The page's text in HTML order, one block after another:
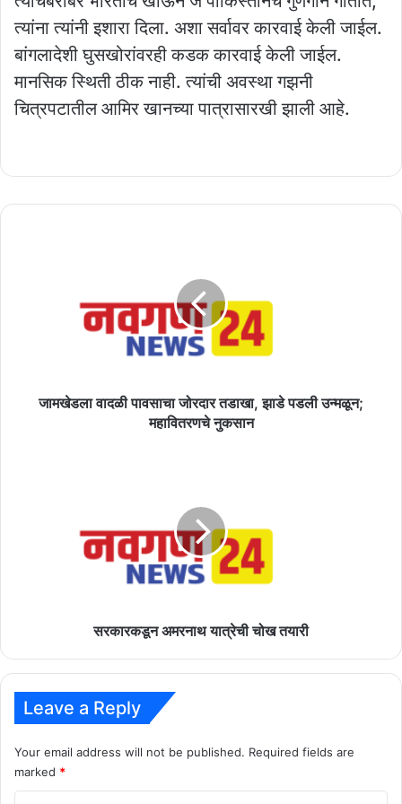
त्यांना त्यांनी इशारा दिला. अशा सर्वावर कारवाई केली जाईल.
बांगलादेशी घुसखोरांवरही कडक कारवाई केली जाईल.
मानसिक स्थिती ठीक नाही. त्यांची अवस्था गझनी
चित्रपटातील आमिर खानच्या पात्रासारखी झाली आहे.
नुकसानजामखेडला वादळी पावसाचा जोरदार तडाखा, झाडे पडली उन्मळून;
महावितरणचे नुकसान
सरकारकडून अमरनाथ यात्रेची चोख तयारी
Leave a Reply
Your email address will not be published. Required fields are
marked *